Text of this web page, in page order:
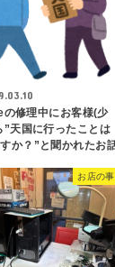
修理中にお客様(少
”天国に行ったことは
か？”と聞かれたお
お店の事